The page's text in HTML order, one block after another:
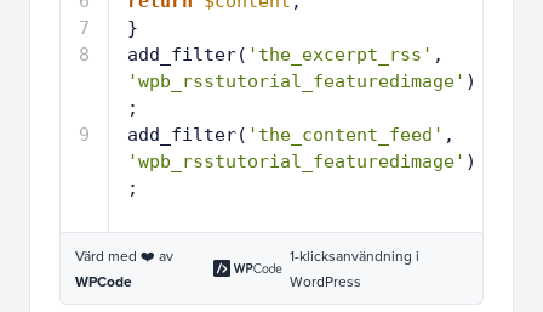
7
8
9
}
add_filter( 'the_excerpt_rss'
'wpb_rsstutorial_featuredimage' )
;
add_filter( 'the_content_feed'
'wpb_rsstutorial_featuredimage' )
;
Värd med ❤️ av
WPCode
1-klicksanvändning i
WordPress